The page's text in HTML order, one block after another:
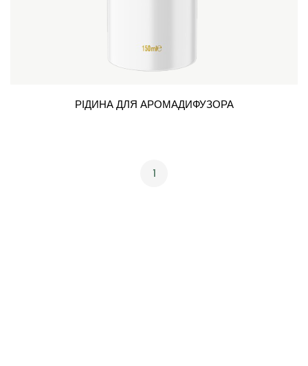
РІДИНА ДЛЯ АРОМАДИФУЗОРА
1